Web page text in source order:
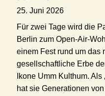
25. Juni 2026
Für zwei Tage wird die
Berlin zum Open-Air-
einem Fest rund um das
gesellschaftliche Erbe
Ikone Umm Kulthum.
hat sie Generationen